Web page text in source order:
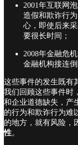
2001年互联网
造假和欺诈行
心，即使后来
要很长时间；
2008年金融危
金融机构接连
这些事件的发生既有
我们回顾这些事件时
和企业道德缺失，产
的行为和欺诈行为难
的地方，就有风险，
性。